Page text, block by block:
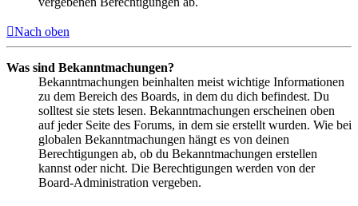
Nach oben
Was sind Bekanntmachungen?
Bekanntmachungen beinhalten meist wichtige Informationen
zu dem Bereich des Boards, in dem du dich befindest. Du
solltest sie stets lesen. Bekanntmachungen erscheinen oben
auf jeder Seite des Forums, in dem sie erstellt wurden. Wie bei
globalen Bekanntmachungen hängt es von deinen
Berechtigungen ab, ob du Bekanntmachungen erstellen
kannst oder nicht. Die Berechtigungen werden von der
Board-Administration vergeben.